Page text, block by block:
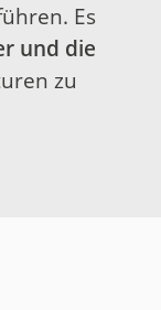
Es
und die
zu